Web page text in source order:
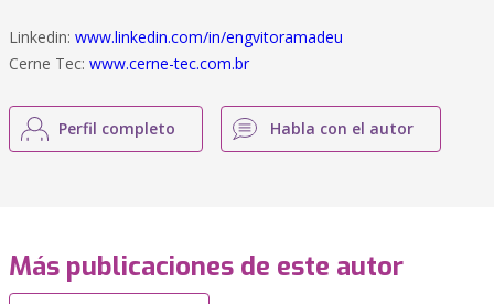
Linkedin: www.linkedin.com/in/engvitoramadeu
Cerne Tec: www.cerne-tec.com.br
Perfil completo Habla con el autor
Más publicaciones de este autor